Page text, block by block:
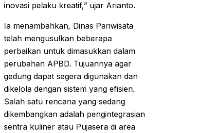
inovasi pelaku kreatif,” ujar Arianto.
Ia menambahkan, Dinas Pariwisata
telah mengusulkan beberapa
perbaikan untuk dimasukkan dalam
perubahan APBD. Tujuannya agar
gedung dapat segera digunakan dan
dikelola dengan sistem yang efisien.
Salah satu rencana yang sedang
dikembangkan adalah pengintegrasian
sentra kuliner atau Pujasera di area